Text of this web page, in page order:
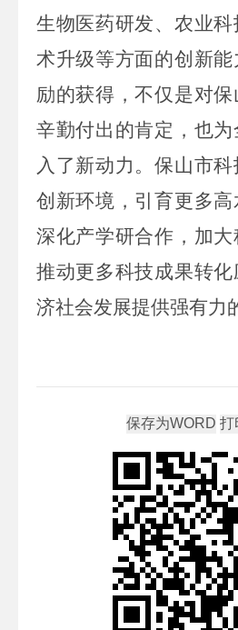
生物医药研发、农业
术升级等方面的创新
励的获得，不仅是对
辛勤付出的肯定，也
入了新动力。保山市
创新环境，引育更多高
深化产学研合作，加大
推动更多科技成果转
济社会发展提供强有力